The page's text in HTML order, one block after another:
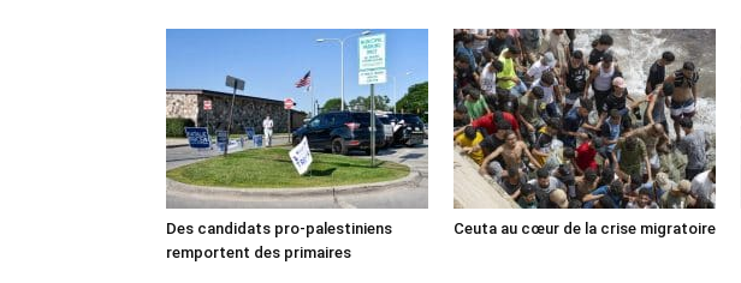
Des candidats pro-palestiniens
remportent des primaires
Ceuta au cœur de la crise migratoire